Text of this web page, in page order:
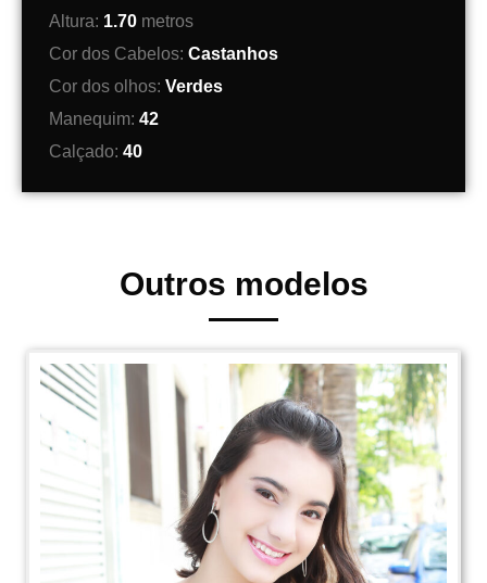
Altura: 1.70 metros
Cor dos Cabelos: Castanhos
Cor dos olhos: Verdes
Manequim: 42
Calçado: 40
Outros modelos